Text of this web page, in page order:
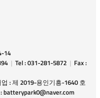
14
| Tel : 031-281-5872 | Fax :
: 제 2019-용인기흥-1640 호
batterypark0@naver.com